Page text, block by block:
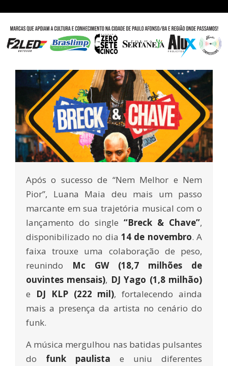
Após o sucesso de “Nem Melhor e Nem
Pior”, Luana Maia deu mais um passo
marcante em sua trajetória musical com o
lançamento do single “Breck & Chave”,
disponibilizado no dia 14 de novembro. A
faixa trouxe uma colaboração de peso,
reunindo Mc GW (18,7 milhões de
ouvintes mensais), DJ Yago (1,8 milhão)
e DJ KLP (222 mil), fortalecendo ainda
mais a presença da artista no cenário do
funk.
A música mergulhou nas batidas pulsantes
do funk paulista e uniu diferentes